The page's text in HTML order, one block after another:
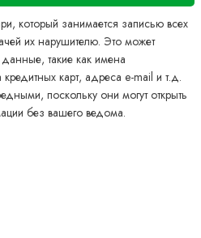
который занимается записью всех
их нарушителю. Это может
такие как имена
карт, адреса e-mail и т.д.
поскольку они могут открыть
без вашего ведома.